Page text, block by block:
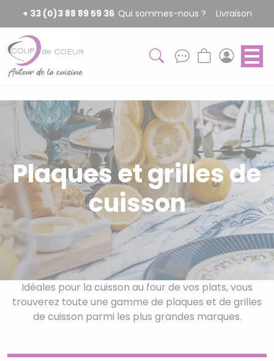
+ 33 (0)3 88 89 59 36 Qui sommes-nous ? Livraison
Plaques et grilles de
cuisson
Idéales pour la cuisson au four de vos plats, vous
trouverez toute une gamme de plaques et de grilles
de cuisson parmi les plus grandes marques.
Panneau de gestion des cookies